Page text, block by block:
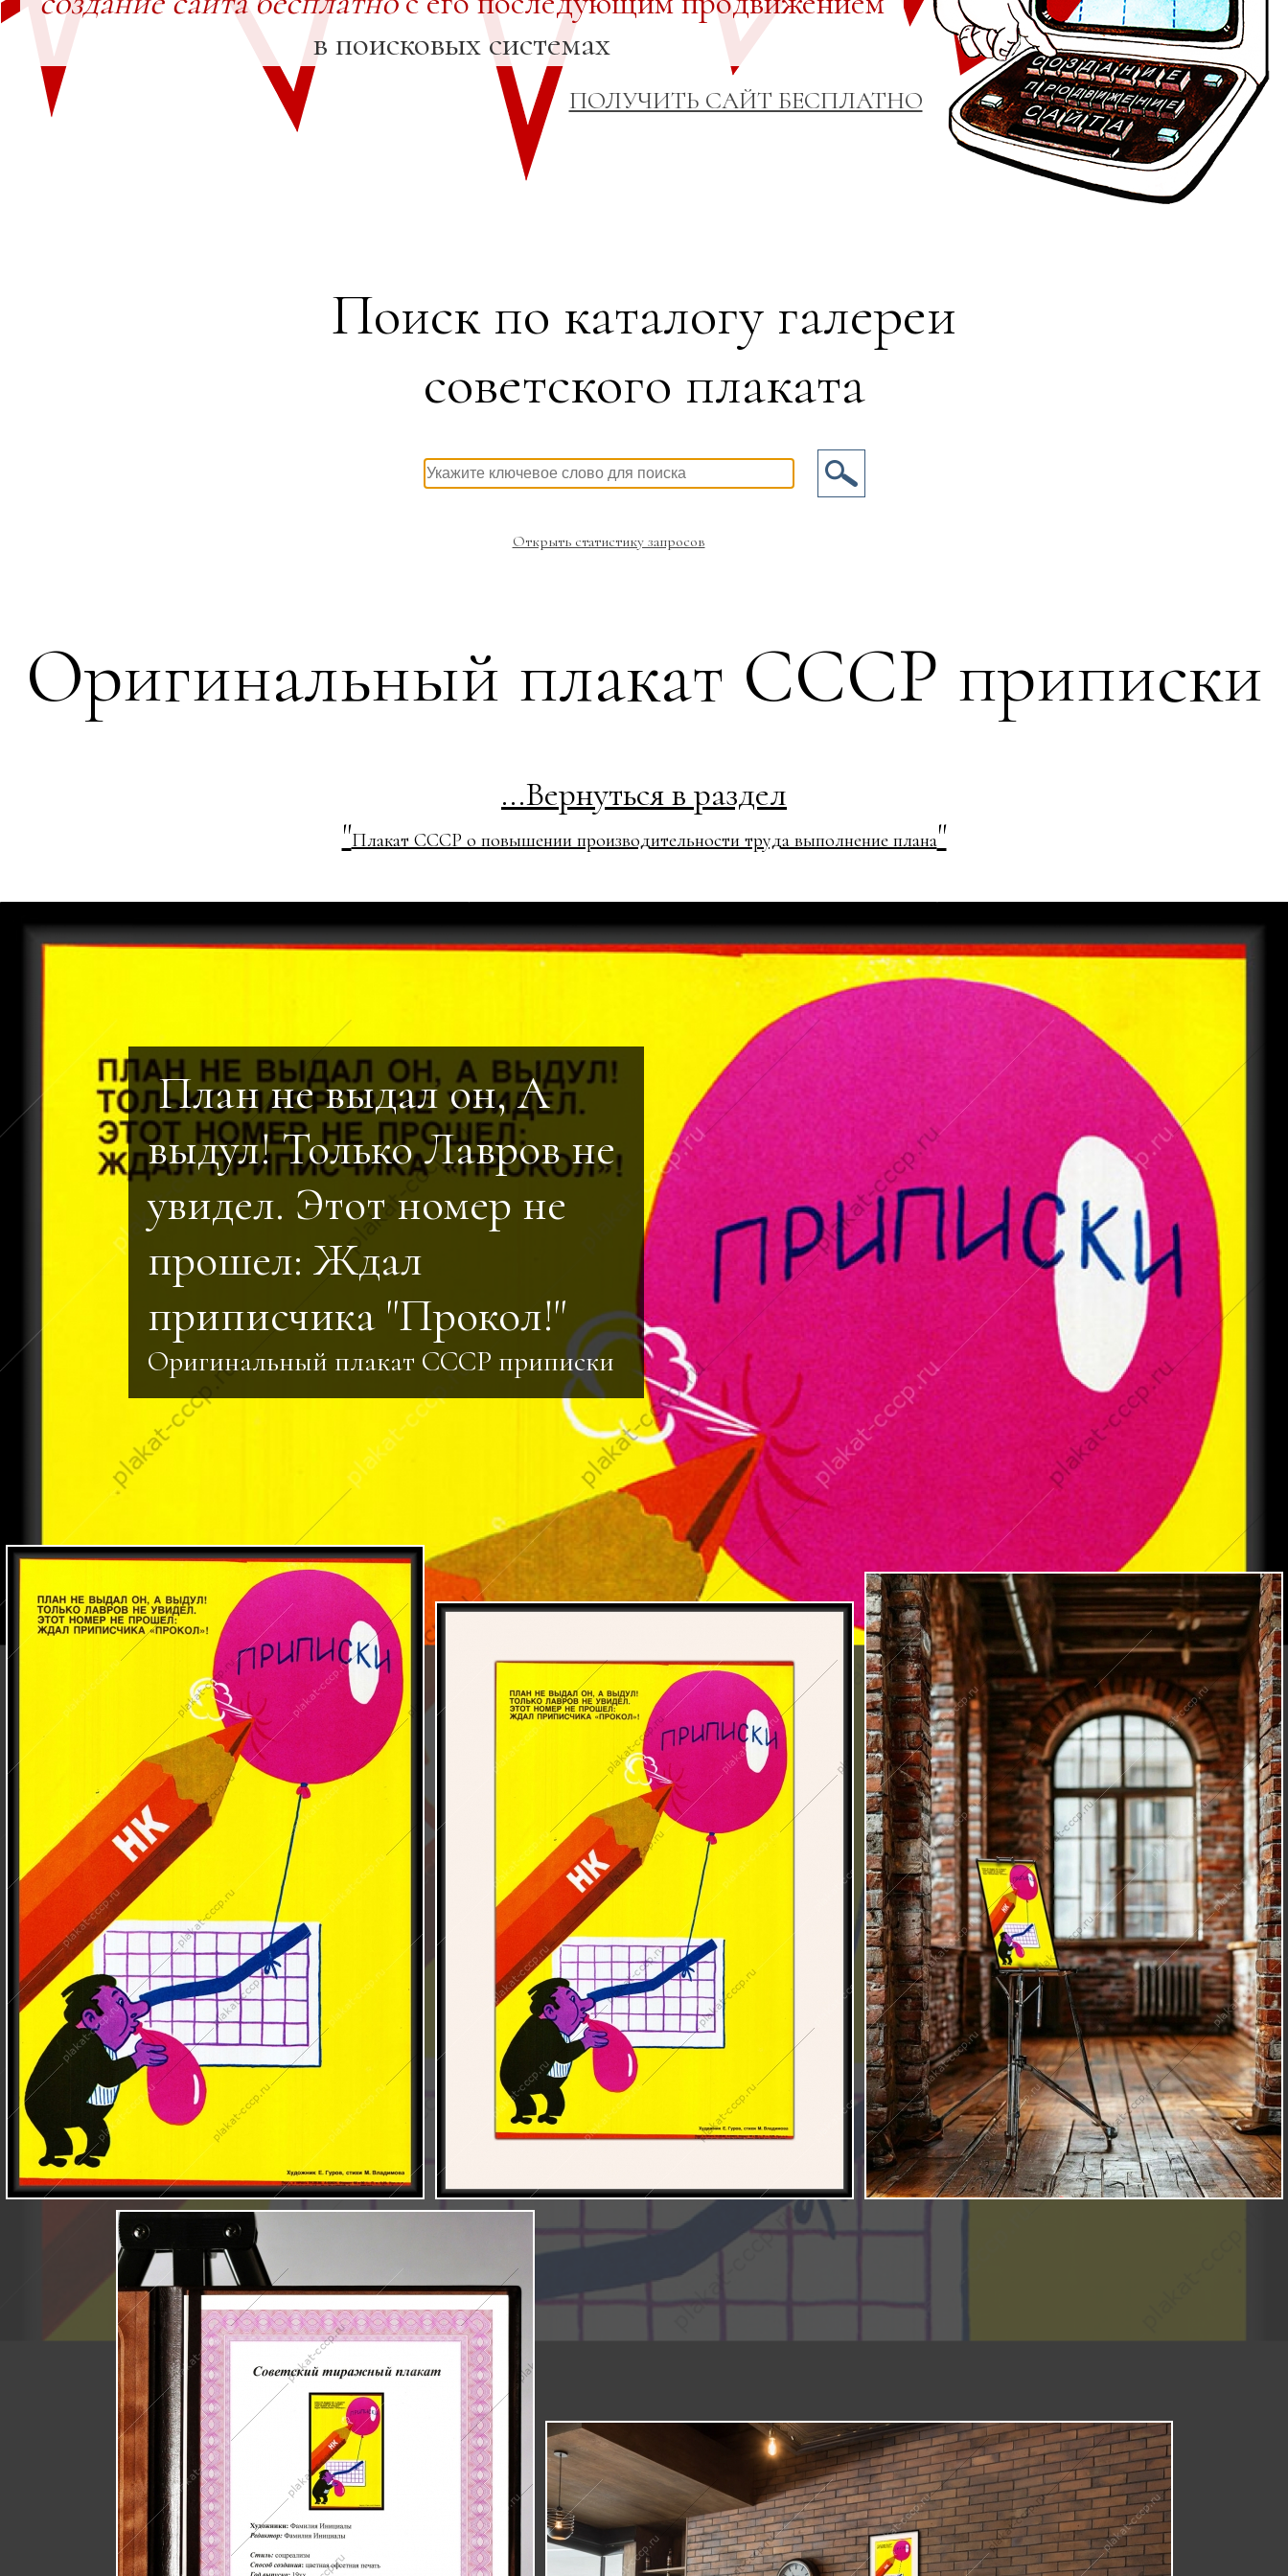
в поисковых системах
ПОЛУЧИТЬ САЙТ БЕСПЛАТНО
Поиск по каталогу галереи
советского плаката
Открыть статистику запросов
Оригинальный плакат СССР приписки
...Вернуться в раздел
"Плакат СССР о повышении производительности труда выполнение плана"
План не выдал он, А
выдул! Только Лавров не
увидел. Этот номер не
прошел: Ждал
приписчика "Прокол!"
Оригинальный плакат СССР приписки